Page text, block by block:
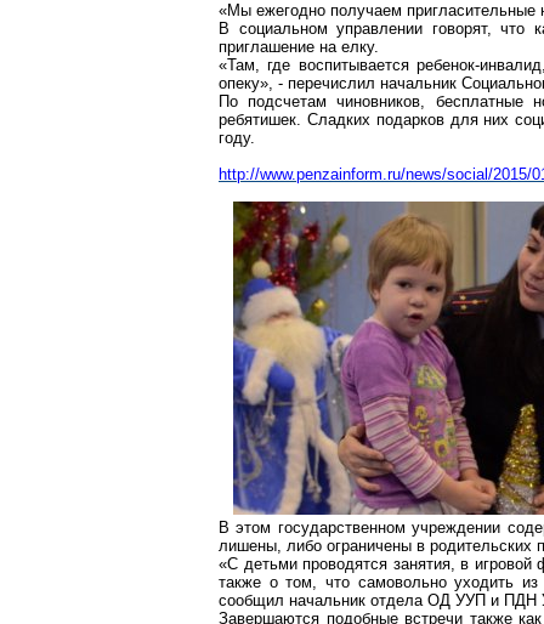
«Мы ежегодно получаем пригласительные
В социальном управлении говорят,
приглашение на елку.
«Там, где воспитывается ребенок-
опеку», - перечислил начальник
По подсчетам чиновников, бесплатные
ребятишек. Сладких подарков для них
году.
http://www.penzainform.ru/news/social/2015/
В этом государственном учреждении
лишены, либо ограничены в родительских
«С детьми проводятся занятия, в игровой
также о том, что самовольно уходить
сообщил начальник отдела ОД УУП и
Завершаются подобные встречи также